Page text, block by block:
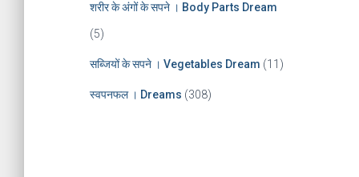
शरीर के अंगों के सपने । Body Parts Dream
(5)
सब्जियों के सपने । Vegetables Dream (11)
स्वपनफल । Dreams (308)